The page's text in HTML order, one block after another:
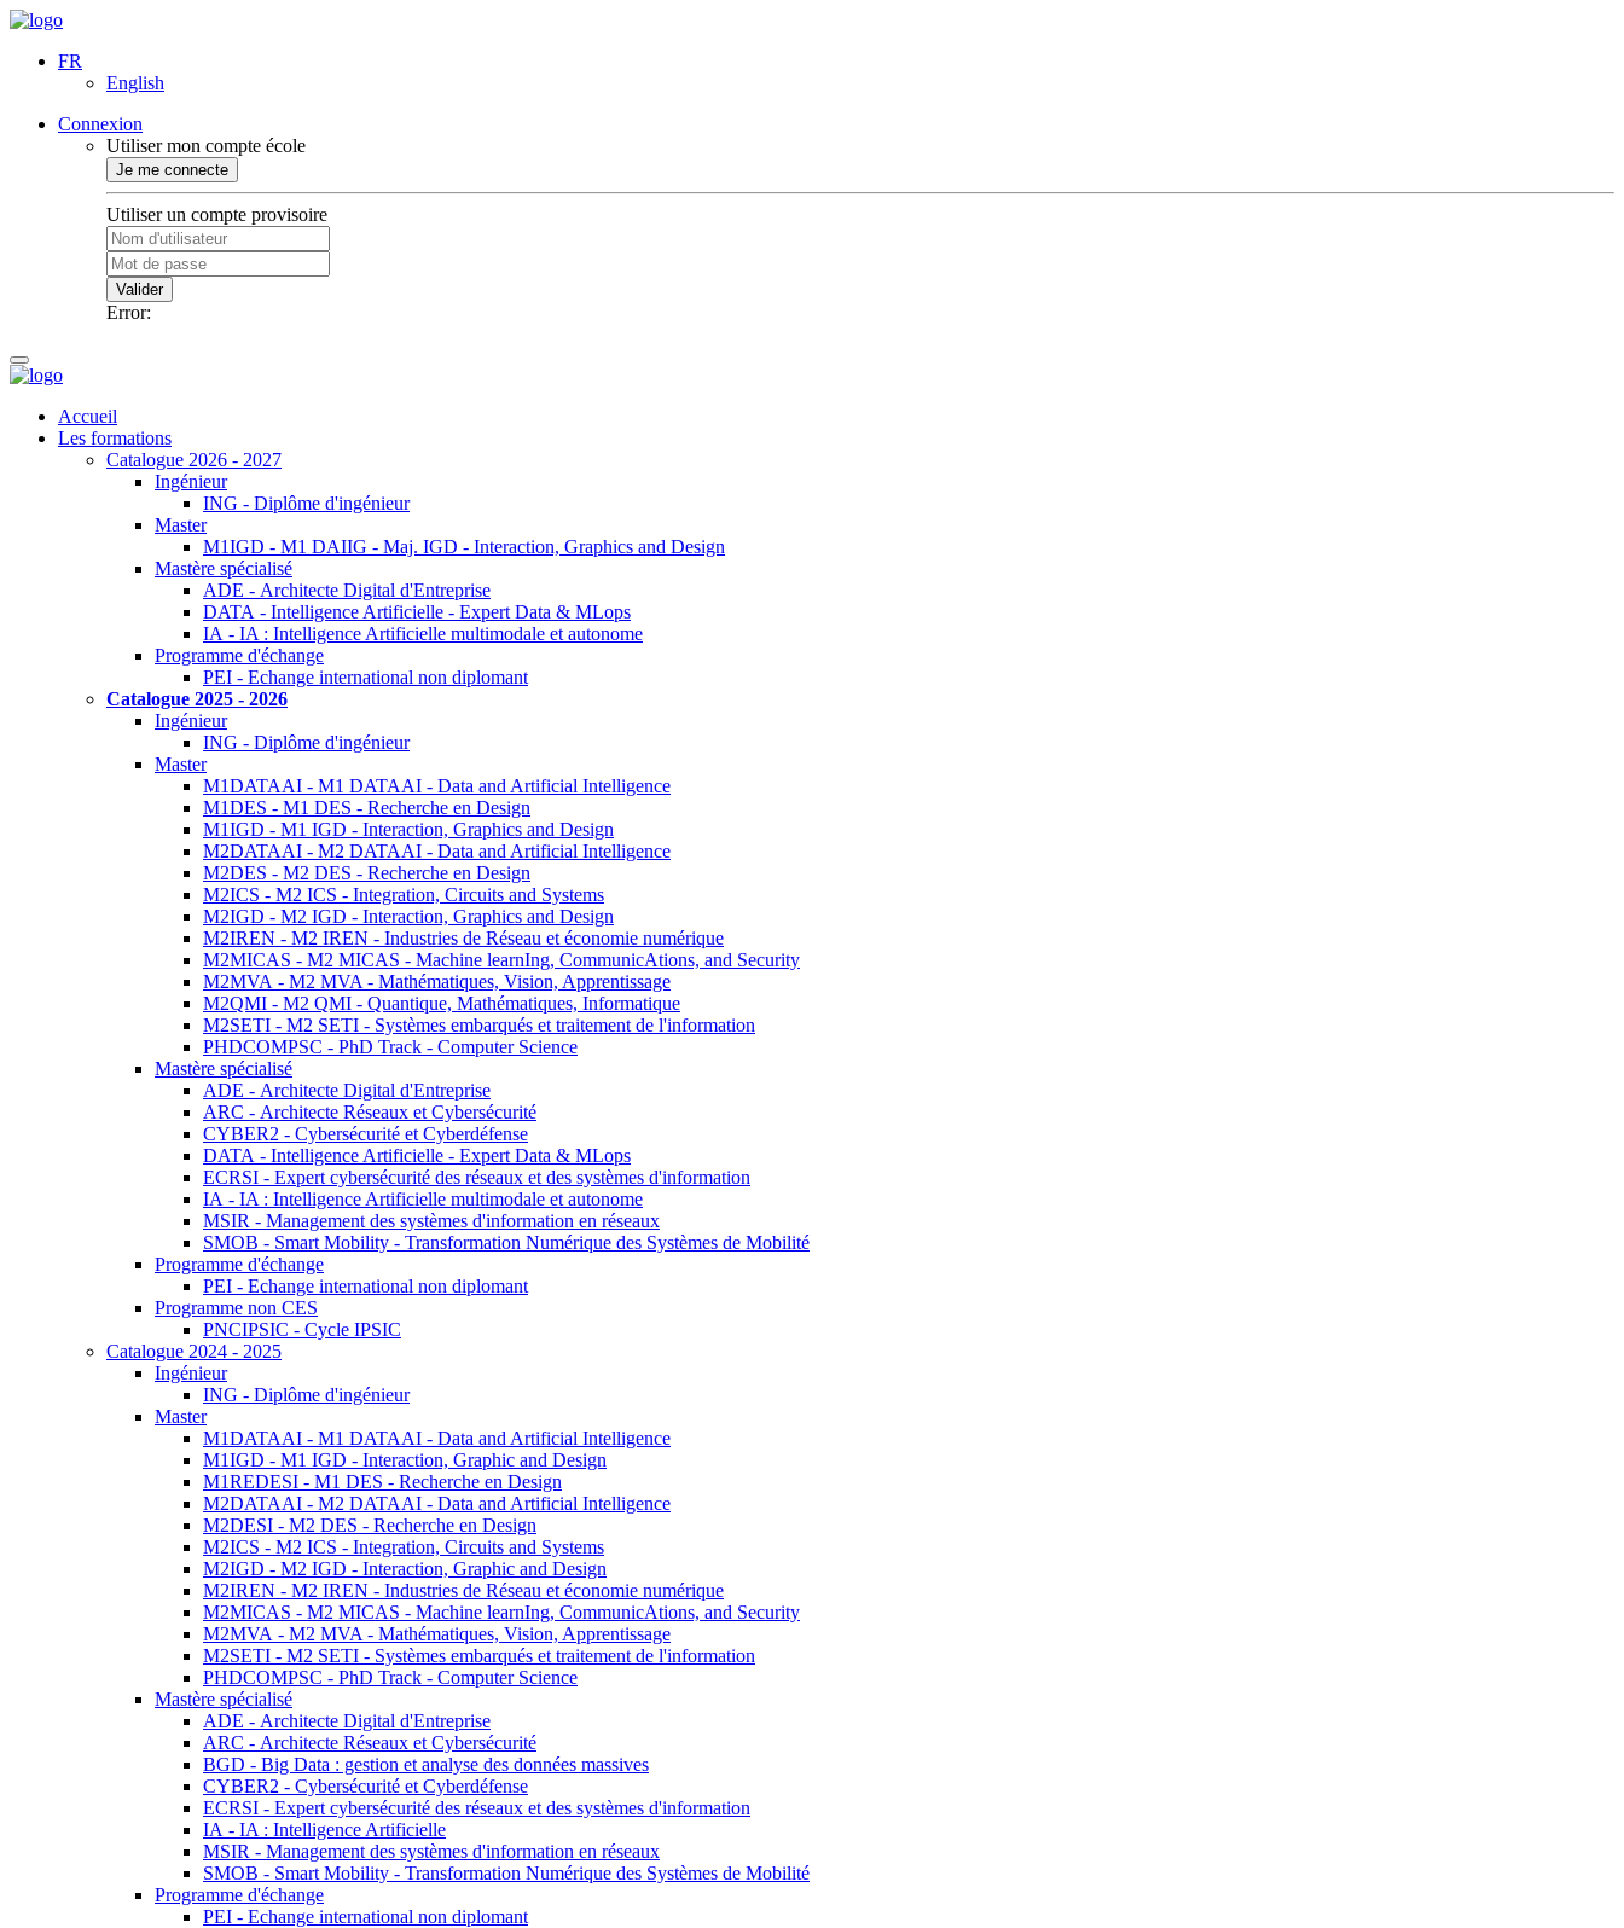
FR
English
Connexion
Utiliser mon compte école
Je me connecte
Utiliser un compte provisoire
Valider
Error:
Accueil
Les formations
Catalogue 2026 - 2027
Ingénieur
ING - Diplôme d'ingénieur
Master
M1IGD - M1 DAIIG - Maj. IGD - Interaction, Graphics and Design
Mastère spécialisé
ADE - Architecte Digital d'Entreprise
DATA - Intelligence Artificielle - Expert Data & MLops
IA - IA : Intelligence Artificielle multimodale et autonome
Programme d'échange
PEI - Echange international non diplomant
Catalogue 2025 - 2026
Ingénieur
ING - Diplôme d'ingénieur
Master
M1DATAAI - M1 DATAAI - Data and Artificial Intelligence
M1DES - M1 DES - Recherche en Design
M1IGD - M1 IGD - Interaction, Graphics and Design
M2DATAAI - M2 DATAAI - Data and Artificial Intelligence
M2DES - M2 DES - Recherche en Design
M2ICS - M2 ICS - Integration, Circuits and Systems
M2IGD - M2 IGD - Interaction, Graphics and Design
M2IREN - M2 IREN - Industries de Réseau et économie numérique
M2MICAS - M2 MICAS - Machine learnIng, CommunicAtions, and Security
M2MVA - M2 MVA - Mathématiques, Vision, Apprentissage
M2QMI - M2 QMI - Quantique, Mathématiques, Informatique
M2SETI - M2 SETI - Systèmes embarqués et traitement de l'information
PHDCOMPSC - PhD Track - Computer Science
Mastère spécialisé
ADE - Architecte Digital d'Entreprise
ARC - Architecte Réseaux et Cybersécurité
CYBER2 - Cybersécurité et Cyberdéfense
DATA - Intelligence Artificielle - Expert Data & MLops
ECRSI - Expert cybersécurité des réseaux et des systèmes d'information
IA - IA : Intelligence Artificielle multimodale et autonome
MSIR - Management des systèmes d'information en réseaux
SMOB - Smart Mobility - Transformation Numérique des Systèmes de Mobilité
Programme d'échange
PEI - Echange international non diplomant
Programme non CES
PNCIPSIC - Cycle IPSIC
Catalogue 2024 - 2025
Ingénieur
ING - Diplôme d'ingénieur
Master
M1DATAAI - M1 DATAAI - Data and Artificial Intelligence
M1IGD - M1 IGD - Interaction, Graphic and Design
M1REDESI - M1 DES - Recherche en Design
M2DATAAI - M2 DATAAI - Data and Artificial Intelligence
M2DESI - M2 DES - Recherche en Design
M2ICS - M2 ICS - Integration, Circuits and Systems
M2IGD - M2 IGD - Interaction, Graphic and Design
M2IREN - M2 IREN - Industries de Réseau et économie numérique
M2MICAS - M2 MICAS - Machine learnIng, CommunicAtions, and Security
M2MVA - M2 MVA - Mathématiques, Vision, Apprentissage
M2SETI - M2 SETI - Systèmes embarqués et traitement de l'information
PHDCOMPSC - PhD Track - Computer Science
Mastère spécialisé
ADE - Architecte Digital d'Entreprise
ARC - Architecte Réseaux et Cybersécurité
BGD - Big Data : gestion et analyse des données massives
CYBER2 - Cybersécurité et Cyberdéfense
ECRSI - Expert cybersécurité des réseaux et des systèmes d'information
IA - IA : Intelligence Artificielle
MSIR - Management des systèmes d'information en réseaux
SMOB - Smart Mobility - Transformation Numérique des Systèmes de Mobilité
Programme d'échange
PEI - Echange international non diplomant